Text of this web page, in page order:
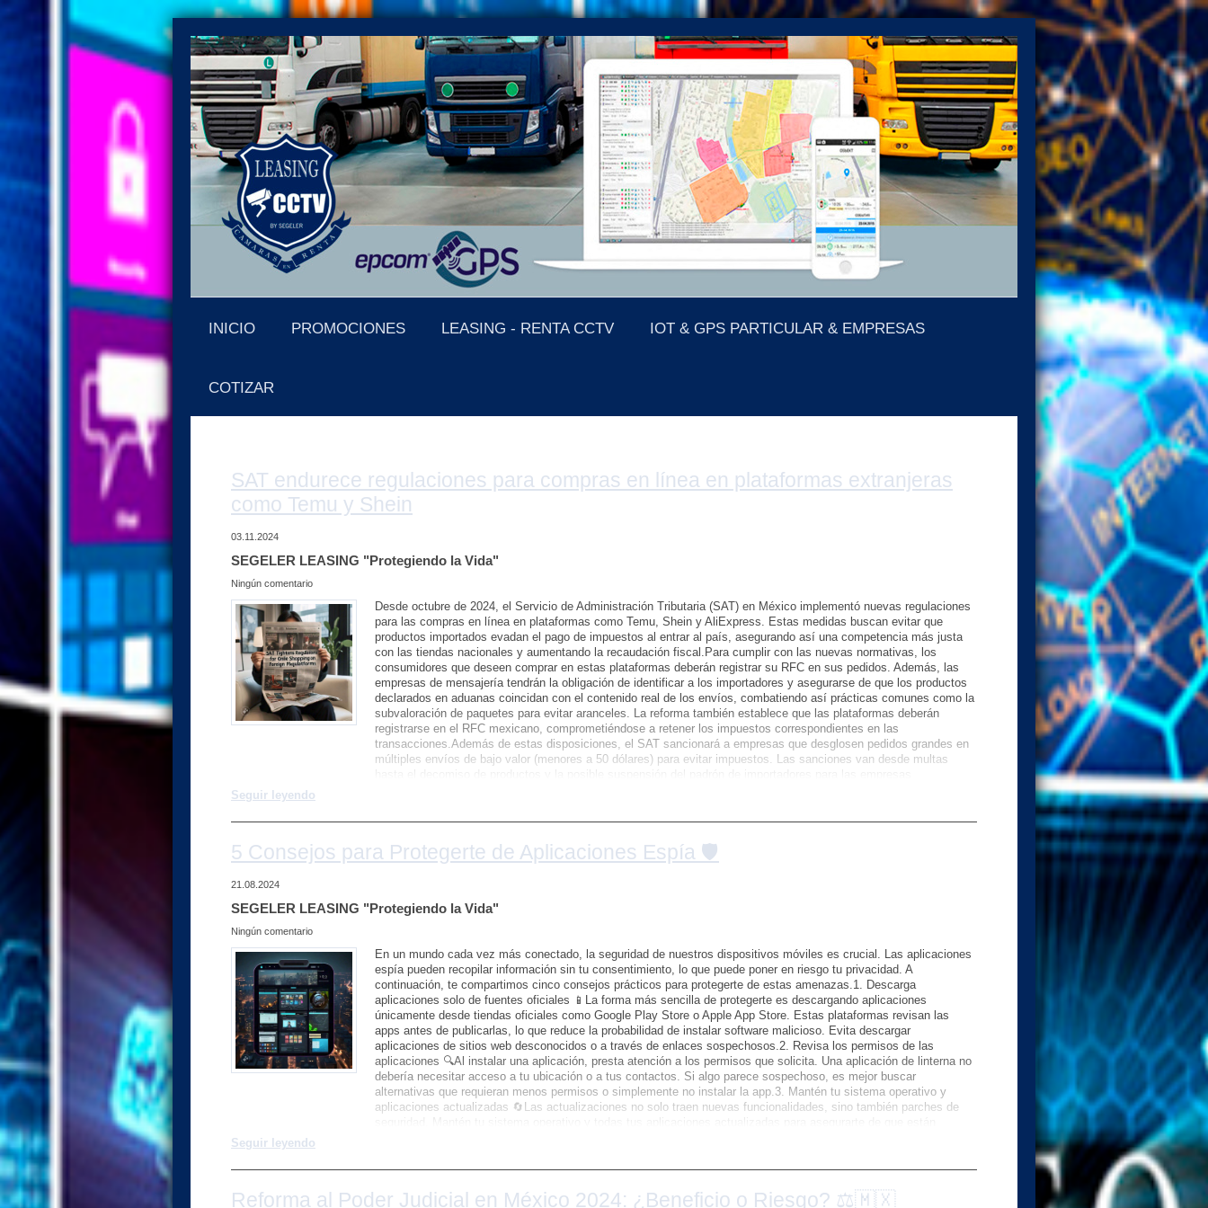
INICIO PROMOCIONES LEASING - RENTA CCTV IOT & GPS PARTICULAR & EMPRESAS
COTIZAR
SAT endurece regulaciones para compras en línea en plataformas extranjeras
como Temu y Shein
03.11.2024
SEGELER LEASING "Protegiendo la Vida"
Ningún comentario
Desde octubre de 2024, el Servicio de Administración Tributaria (SAT) en México implementó nuevas regulaciones
para las compras en línea en plataformas como Temu, Shein y AliExpress. Estas medidas buscan evitar que
productos importados evadan el pago de impuestos al entrar al país, asegurando así una competencia más justa
con las tiendas nacionales y aumentando la recaudación fiscal.Para cumplir con las nuevas normativas, los
consumidores que deseen comprar en estas plataformas deberán registrar su RFC en sus pedidos. Además, las
empresas de mensajería tendrán la obligación de identificar a los importadores y asegurarse de que los productos
declarados en aduanas coincidan con el contenido real de los envíos, combatiendo así prácticas comunes como la
subvaloración de paquetes para evitar aranceles. La reforma también establece que las plataformas deberán
registrarse en el RFC mexicano, comprometiéndose a retener los impuestos correspondientes en las
transacciones.Además de estas disposiciones, el SAT sancionará a empresas que desglosen pedidos grandes en
múltiples envíos de bajo valor (menores a 50 dólares) para evitar impuestos. Las sanciones van desde multas
Seguir leyendo
5 Consejos para Protegerte de Aplicaciones Espía 🛡️
21.08.2024
SEGELER LEASING "Protegiendo la Vida"
Ningún comentario
En un mundo cada vez más conectado, la seguridad de nuestros dispositivos móviles es crucial. Las aplicaciones
espía pueden recopilar información sin tu consentimiento, lo que puede poner en riesgo tu privacidad. A
continuación, te compartimos cinco consejos prácticos para protegerte de estas amenazas.1. Descarga
aplicaciones solo de fuentes oficiales 📱La forma más sencilla de protegerte es descargando aplicaciones
únicamente desde tiendas oficiales como Google Play Store o Apple App Store. Estas plataformas revisan las
apps antes de publicarlas, lo que reduce la probabilidad de instalar software malicioso. Evita descargar
aplicaciones de sitios web desconocidos o a través de enlaces sospechosos.2. Revisa los permisos de las
aplicaciones 🔍Al instalar una aplicación, presta atención a los permisos que solicita. Una aplicación de linterna no
debería necesitar acceso a tu ubicación o a tus contactos. Si algo parece sospechoso, es mejor buscar
alternativas que requieran menos permisos o simplemente no instalar la app.3. Mantén tu sistema operativo y
aplicaciones actualizadas 🔄Las actualizaciones no solo traen nuevas funcionalidades, sino también parches de
dispositivo contra aplicaciones espía. Estos programas pueden detectar y eliminar software malicioso antes de que
dispositivo a redes Wi-Fi públicas abiertas 🚫Las redes Wi-Fi públicas suelen ser menos seguras y pueden facilitar
Seguir leyendo
Reforma al Poder Judicial en México 2024: ¿Beneficio o Riesgo? ⚖️🇲🇽